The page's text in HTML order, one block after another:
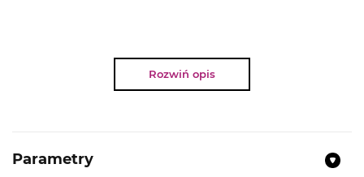
NAJWAŻNIEJSZE PARAMETRY
1 filtr BRITA Intenza
Rozwiń opis
Parametry